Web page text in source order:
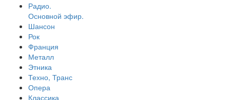
Радио.
Основной эфир.
Шансон
Рок
Франция
Металл
Этника
Техно, Транс
Опера
Классика